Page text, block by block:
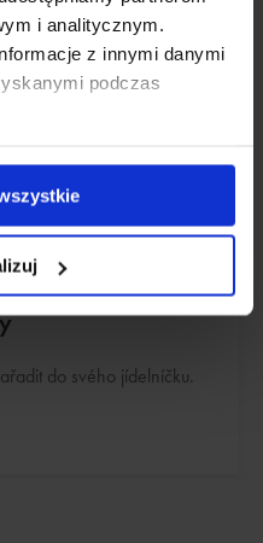
i analitycznym.
z innymi danymi
podczas
vlastnosti,
do svého jídelníčku.